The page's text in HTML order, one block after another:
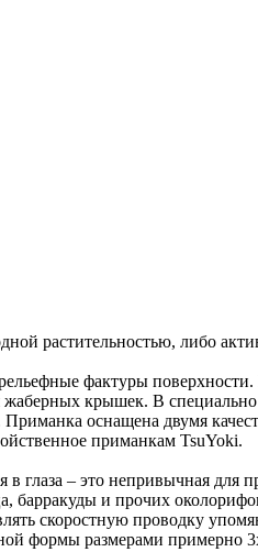
растительностью, либо
фактуры
крышек. В
оснащена двумя
приманкам TsuYoki.
глаза – это непривычная
барракуды и прочих
скоростную проводку
формы размерами примерно